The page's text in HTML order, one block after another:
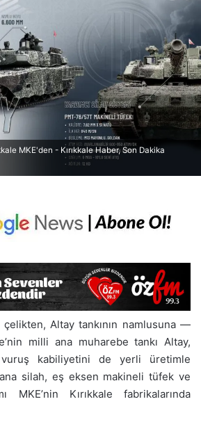
MKE'den - Kırıkkale Haber, Son Dakika
çelikten, Altay tankının namlusuna —
milli ana muharebe tankı Altay,
kabiliyetini de yerli üretimle
silah, eş eksen makineli tüfek ve
MKE’nin Kırıkkale fabrikalarında